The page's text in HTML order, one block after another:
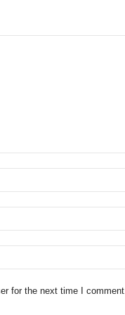
for the next time I comment.